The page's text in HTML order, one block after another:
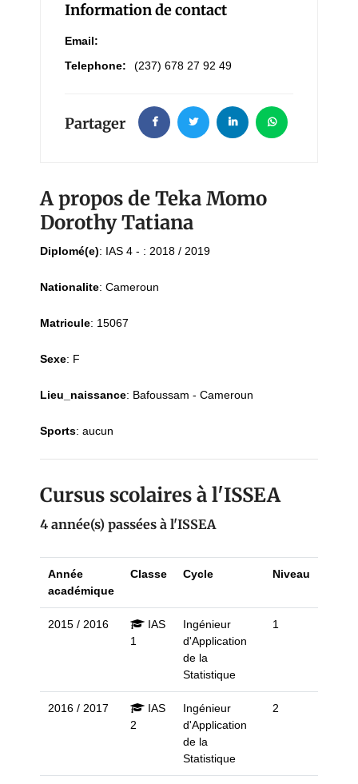
Information de contact
Email:
Telephone:
(237) 678 27 92 49
Partager
A propos de Teka Momo
Dorothy Tatiana
Diplomé(e): IAS 4 - : 2018 / 2019
Nationalite: Cameroun
Matricule: 15067
Sexe: F
Lieu_naissance: Bafoussam - Cameroun
Sports: aucun
Cursus scolaires à l'ISSEA
4 année(s) passées à l'ISSEA
Année
académique
Classe Cycle Niveau
2015 / 2016
IAS
1
Ingénieur
d'Application
de la
Statistique
1
2016 / 2017
IAS
2
Ingénieur
d'Application
de la
Statistique
2